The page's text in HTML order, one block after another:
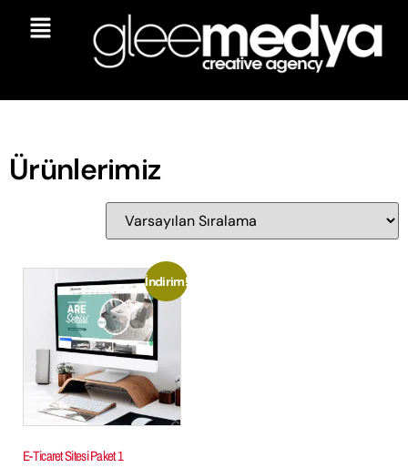
Ürünlerimiz
İndirim!
E-Ticaret Sitesi Paket 1